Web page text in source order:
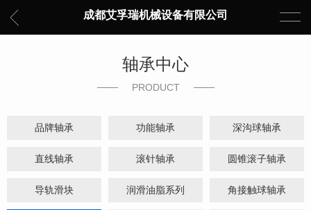
成都艾孚瑞机械设备有限公司
轴承中心
PRODUCT
品牌轴承 功能轴承 深沟球轴承
直线轴承 滚针轴承 圆锥滚子轴承
导轨滑块 润滑油脂系列 角接触球轴承